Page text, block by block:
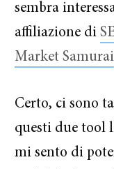
sembra
affiliazione di
Market Samurai
Certo, ci sono
questi due tool
mi sento di